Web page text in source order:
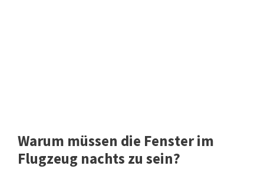
Warum müssen die Fenster im
Flugzeug nachts zu sein?